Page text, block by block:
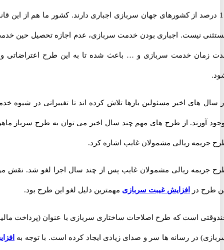
از کشورهای جهان سربازی اجباری دارند. کشور ما هم از این قانون
نیست. اجباری بودن خدمت سربازی، عدم اجازه تحصیل حین خدمت،
خدمت سربازی و … باعث شده تا به این طرح اعتراضاتی وارد
های اخیر مسئولین بارها تلاش کرده اند تا تغییراتی در شیوه خدمت
آورند. از طرح های مهم چند سال اخیر می توان به طرح سرباز ماهر و
ریالی مشمولان غایب اشاره کرد.
ریالی مشمولان غایب پس از چند سال اجرا لغو شد. نقش موثر
درافزایش غیبت سربازیمهمترین دلیل لغو این طرح بود.
است که طرح اصلاحات ساختاری سربازی با عنوان (پرداخت مالیات
در رسانه ها سر و صدای زیادی ایجاد کرده است. با توجه بهافزایش